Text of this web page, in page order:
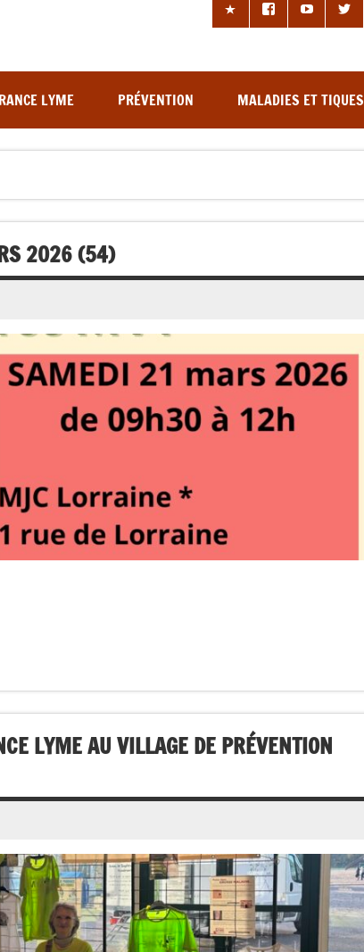
LYME PRÉVENTION MALADIES ET TIQUES
2026 (54)
LYME AU VILLAGE DE PRÉVENTION